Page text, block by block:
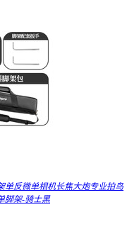
单反微单相机长焦大炮专业拍鸟
脚架-骑士黑